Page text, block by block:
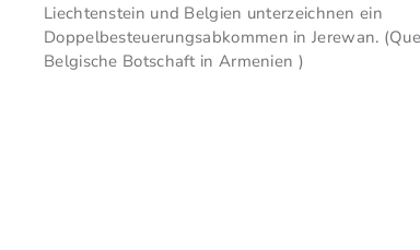
Liechtenstein und Belgien unterzeichnen ein
Doppelbesteuerungsabkommen in Jerewan.
Belgische Botschaft in Armenien )